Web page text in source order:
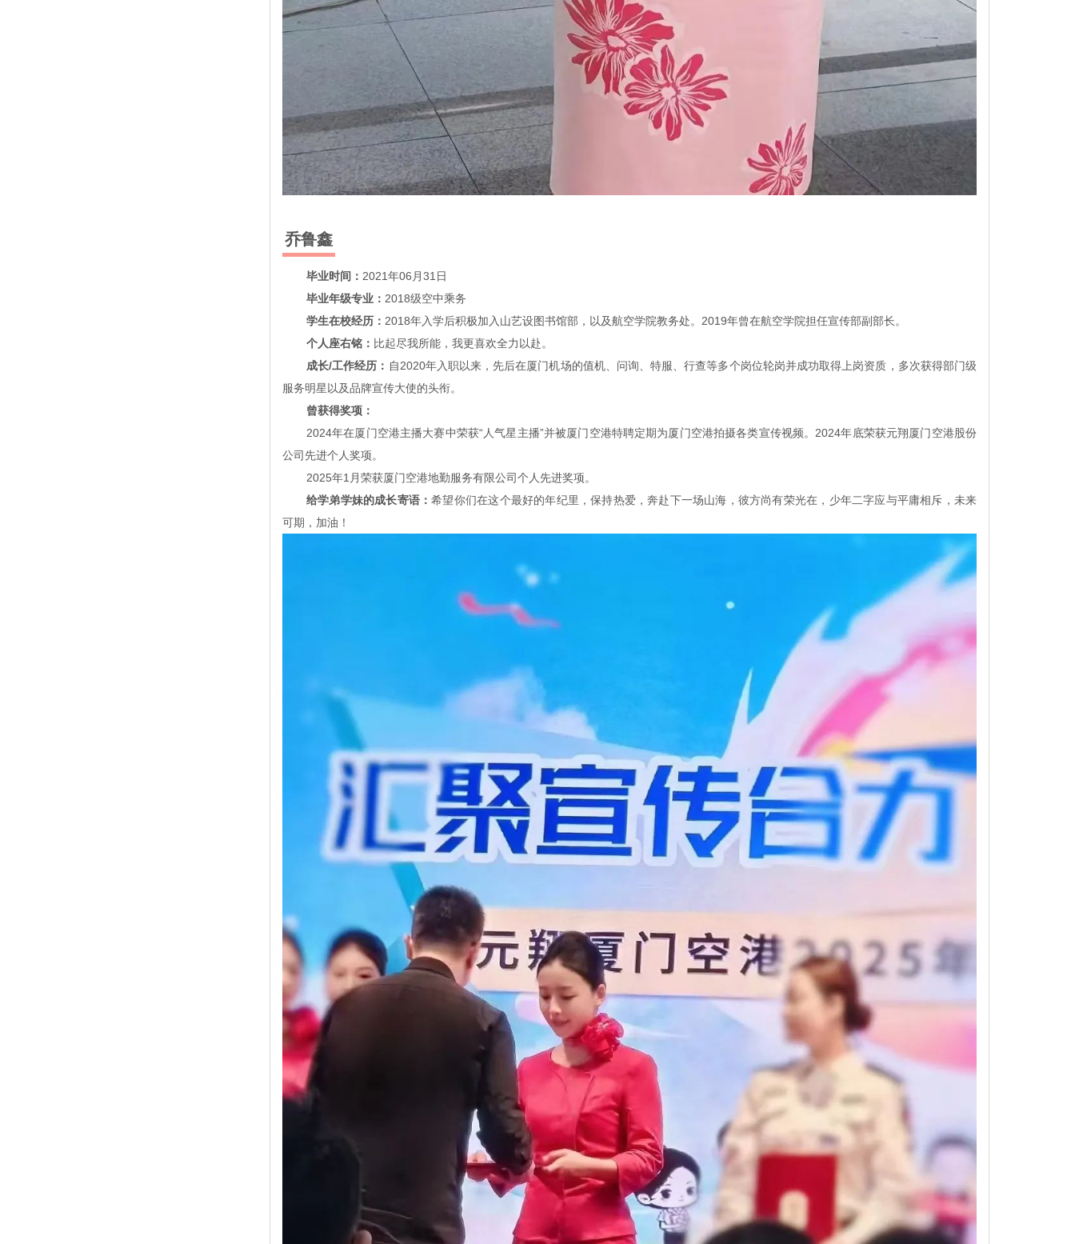
乔鲁鑫
毕业时间： 2021年06月31日
毕业年级专业： 2018级空中乘务
学生在校经历： 2018年入学后积极加入山艺设图书馆部，以及航空学院教务处。2019年曾在航空学院担任宣传部副部长。
个人座右铭： 比起尽我所能，我更喜欢全力以赴。
成长/工作经历： 自2020年入职以来，先后在厦门机场的值机、问询、特服、行查等多个岗位轮岗并成功取得上岗资质，多次获得部门级
服务明星以及品牌宣传大使的头衔。
曾获得奖项：
2024年在厦门空港主播大赛中荣获“人气星主播”并被厦门空港特聘定期为厦门空港拍摄各类宣传视频。2024年底荣获元翔厦门空港股份
公司先进个人奖项。
2025年1月荣获厦门空港地勤服务有限公司个人先进奖项。
给学弟学妹的成长寄语：希望你们在这个最好的年纪里，保持热爱，奔赴下一场山海，彼方尚有荣光在，少年二字应与平庸相斥，未来
可期，加油！